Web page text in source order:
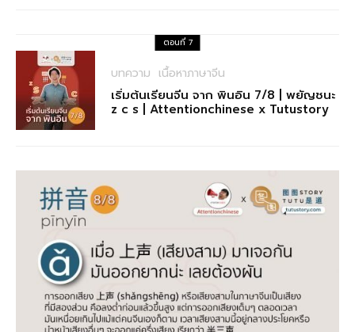
ตอนที่ 7
บทความ เนื้อหาภาษาจีน
เริ่มต้นเรียนจีน จาก พินอิน 7/8 | พยัญชนะ
z c s | Attentionchinese x Tutustory